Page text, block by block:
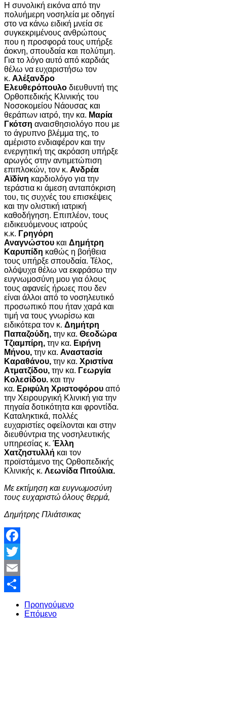
Η συνολική εικόνα από την
πολυήμερη νοσηλεία με οδηγεί
στο να κάνω ειδική μνεία σε
συγκεκριμένους ανθρώπους
που η προσφορά τους υπήρξε
άοκνη, σπουδαία και πολύτιμη.
Για το λόγο αυτό από καρδιάς
θέλω να ευχαριστήσω τον
κ. Αλέξανδρο
Ελευθερόπουλο διευθυντή της
Ορθοπεδικής Κλινικής του
Νοσοκομείου Νάουσας και
θεράπων ιατρό, την κα. Μαρία
Γκότση αναισθησιολόγο που με
το άγρυπνο βλέμμα της, το
αμέριστο ενδιαφέρον και την
ενεργητική της ακρόαση υπήρξε
αρωγός στην αντιμετώπιση
επιπλοκών, τον κ. Ανδρέα
Αϊδίνη καρδιολόγο για την
τεράστια κι άμεση ανταπόκριση
του, τις συχνές του επισκέψεις
και την ολιστική ιατρική
καθοδήγηση. Επιπλέον, τους
ειδικευόμενους ιατρούς
κ.κ. Γρηγόρη
Αναγνώστου και Δημήτρη
Καρυπίδη καθώς η βοήθεια
τους υπήρξε σπουδαία. Τέλος,
ολόψυχα θέλω να εκφράσω την
ευγνωμοσύνη μου για όλους
τους αφανείς ήρωες που δεν
είναι άλλοι από το νοσηλευτικό
προσωπικό που ήταν χαρά και
τιμή να τους γνωρίσω και
ειδικότερα τον κ. Δημήτρη
Παπαζούδη, την κα. Θεοδώρα
Τζιαμπίρη, την κα. Ειρήνη
Μήνου, την κα. Αναστασία
Καραθάνου, την κα. Χριστίνα
Ατματζίδου, την κα. Γεωργία
Κολεσίδου. και την
κα. Εριφύλη Χριστοφόρου από
την Χειρουργική Κλινική για την
πηγαία δοτικότητα και φροντίδα.
Καταληκτικά, πολλές
ευχαριστίες οφείλονται και στην
διευθύντρια της νοσηλευτικής
υπηρεσίας κ. Έλλη
Χατζηστυλλή και τον
προϊστάμενο της Ορθοπεδικής
Κλινικής κ. Λεωνίδα Πιτούλια.
Με εκτίμηση και ευγνωμοσύνη
τους ευχαριστώ όλους θερμά,
Δημήτρης Πλιάτσικας
Facebook
Twitter
Email
Share
Προηγούμενο
Επόμενο